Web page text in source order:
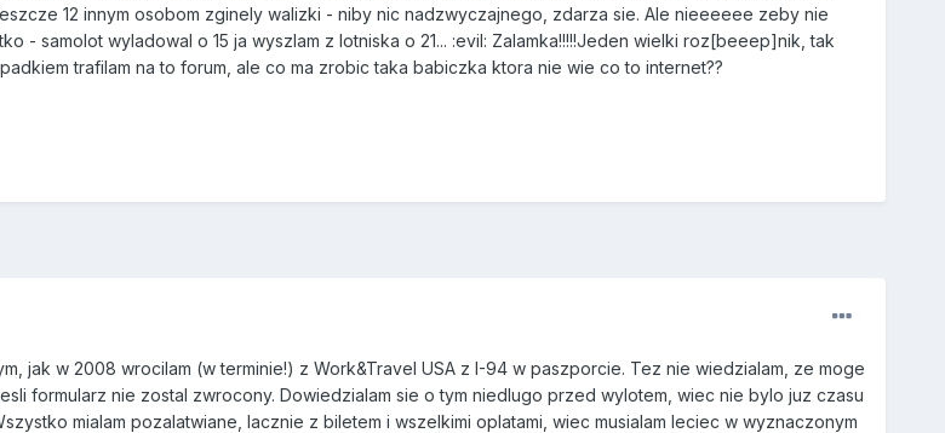
12 innym osobom zginely walizki - niby nic nadzwyczajnego, zdarza sie. Ale nieeeeee zeby nie
- samolot wyladowal o 15 ja wyszlam z lotniska o 21... :evil: Zalamka!!!!!Jeden wielki roz[beeep]nik, tak
trafilam na to forum, ale co ma zrobic taka babiczka ktora nie wie co to internet??
jak w 2008 wrocilam (w terminie!) z Work&Travel USA z I-94 w paszporcie. Tez nie wiedzialam, ze moge
formularz nie zostal zwrocony. Dowiedzialam sie o tym niedlugo przed wylotem, wiec nie bylo juz czasu
mialam pozalatwiane, lacznie z biletem i wszelkimi oplatami, wiec musialam leciec w wyznaczonym